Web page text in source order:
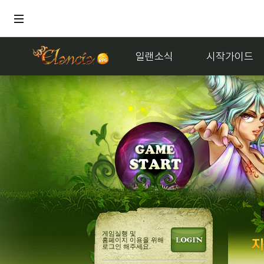
일랜소식 시작가이드
게임실행 및
홈페이지 이용을 위해
로그인 해주세요.